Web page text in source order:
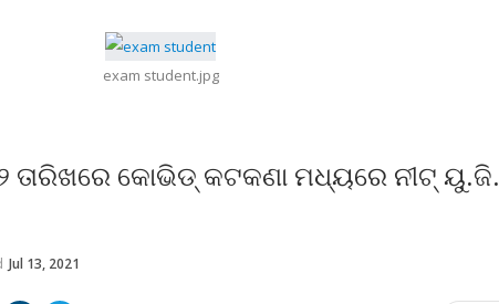
exam student.jpg
ତାରିଖରେ କୋଭିଡ୍‍ କଟକଣା ମଧ୍ୟରେ ନୀଟ୍‍ ୟୁ.ଜି.
Jul 13, 2021